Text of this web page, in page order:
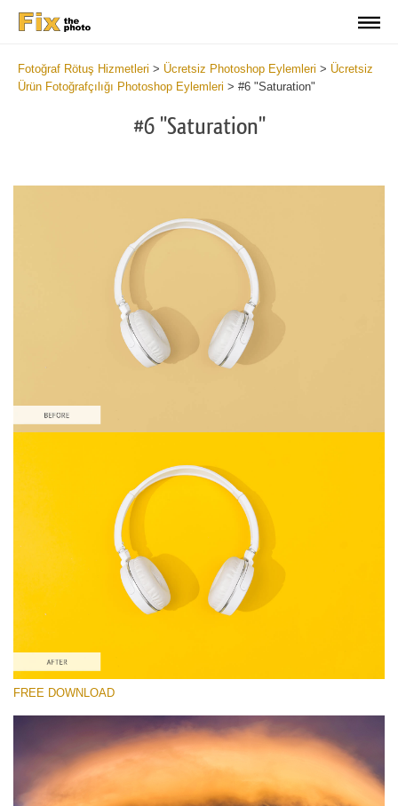
Fotoğraf Rötuş Hizmetleri > Ücretsiz Photoshop Eylemleri > Ücretsiz
Ürün Fotoğrafçılığı Photoshop Eylemleri > #6 "Saturation"
#6 "Saturation"
Lütfen seçin
Colorful Landscape
Portrait Complete
Entire Collection
Ücretsiz indirin
FREE DOWNLOAD